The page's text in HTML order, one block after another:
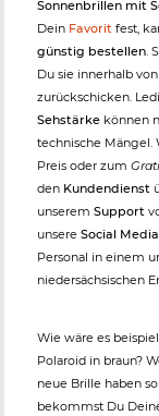
Sonnenbrillen mit
Dein Favorit fest,
günstig bestellen.
Du sie innerhalb von
zurückschicken.
Sehstärke können
technische Mängel.
Preis oder zum
den Kundendienst
unserem Support
unsere Social
Personal in einem
niedersächsischen
Wie wäre es
Polaroid in braun?
neue Brille haben
bekommst Du